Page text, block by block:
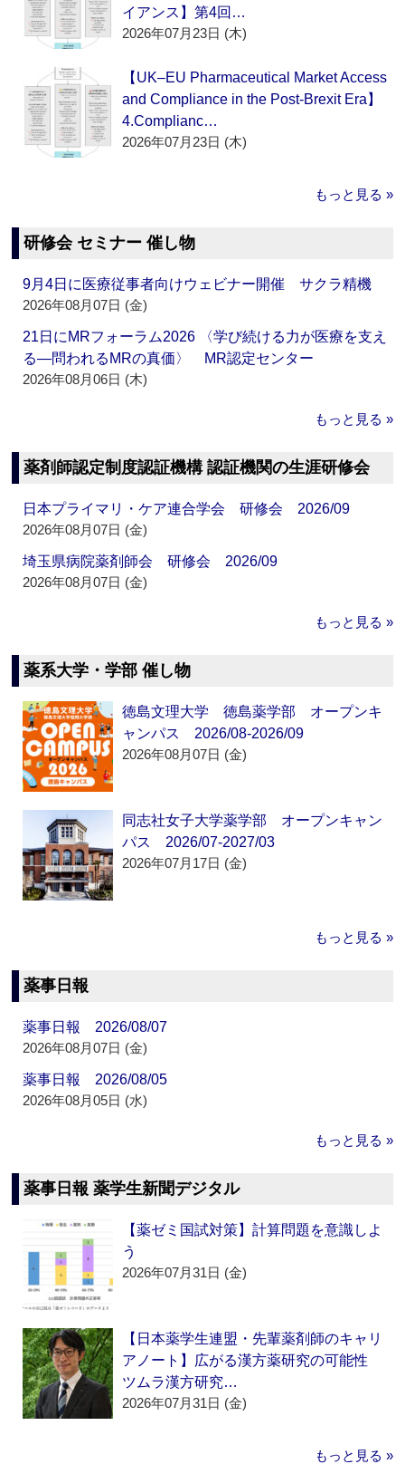
イアンス】第4回…
2026年07月23日 (木)
【UK–EU Pharmaceutical Market Access
and Compliance in the Post-Brexit Era】
4.Complianc…
2026年07月23日 (木)
もっと見る »
研修会 セミナー 催し物
9月4日に医療従事者向けウェビナー開催 サクラ精機
2026年08月07日 (金)
21日にMRフォーラム2026 〈学び続ける力が医療を支え
る―問われるMRの真価〉 MR認定センター
2026年08月06日 (木)
もっと見る »
薬剤師認定制度認証機構 認証機関の生涯研修会
日本プライマリ・ケア連合学会 研修会 2026/09
2026年08月07日 (金)
埼玉県病院薬剤師会 研修会 2026/09
2026年08月07日 (金)
もっと見る »
薬系大学・学部 催し物
徳島文理大学 徳島薬学部 オープンキ
ャンパス 2026/08-2026/09
2026年08月07日 (金)
同志社女子大学薬学部 オープンキャン
パス 2026/07-2027/03
2026年07月17日 (金)
もっと見る »
薬事日報
薬事日報 2026/08/07
2026年08月07日 (金)
薬事日報 2026/08/05
2026年08月05日 (水)
もっと見る »
薬事日報 薬学生新聞デジタル
【薬ゼミ国試対策】計算問題を意識しよ
う
2026年07月31日 (金)
【日本薬学生連盟・先輩薬剤師のキャリ
アノート】広がる漢方薬研究の可能性
ツムラ漢方研究…
2026年07月31日 (金)
もっと見る »